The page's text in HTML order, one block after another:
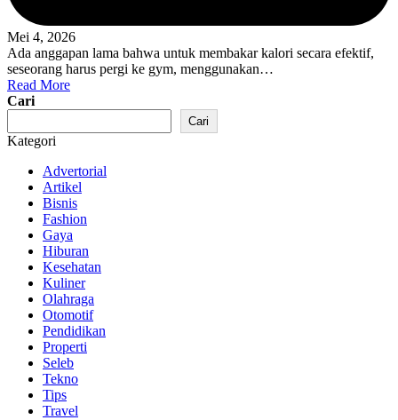
Mei 4, 2026
Ada anggapan lama bahwa untuk membakar kalori secara efektif,
seseorang harus pergi ke gym, menggunakan…
Read More
Cari
Cari
Kategori
Advertorial
Artikel
Bisnis
Fashion
Gaya
Hiburan
Kesehatan
Kuliner
Olahraga
Otomotif
Pendidikan
Properti
Seleb
Tekno
Tips
Travel